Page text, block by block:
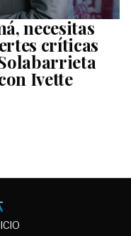
necesitas
críticas
Ivette